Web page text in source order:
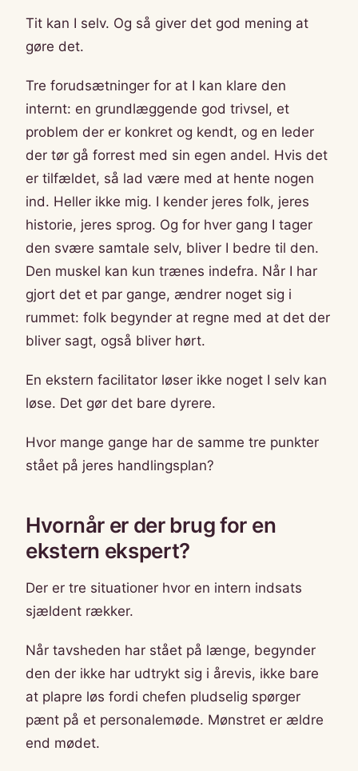
Tit kan I selv. Og så giver det god mening at
gøre det.
Tre forudsætninger for at I kan klare den
internt: en grundlæggende god trivsel, et
problem der er konkret og kendt, og en leder
der tør gå forrest med sin egen andel. Hvis det
er tilfældet, så lad være med at hente nogen
ind. Heller ikke mig. I kender jeres folk, jeres
historie, jeres sprog. Og for hver gang I tager
den svære samtale selv, bliver I bedre til den.
Den muskel kan kun trænes indefra. Når I har
gjort det et par gange, ændrer noget sig i
rummet: folk begynder at regne med at det der
bliver sagt, også bliver hørt.
En ekstern facilitator løser ikke noget I selv kan
løse. Det gør det bare dyrere.
Hvor mange gange har de samme tre punkter
stået på jeres handlingsplan?
Hvornår er der brug for en
ekstern ekspert?
Der er tre situationer hvor en intern indsats
sjældent rækker.
Når tavsheden har stået på længe, begynder
den der ikke har udtrykt sig i årevis, ikke bare
at plapre løs fordi chefen pludselig spørger
pænt på et personalemøde. Mønstret er ældre
end mødet.